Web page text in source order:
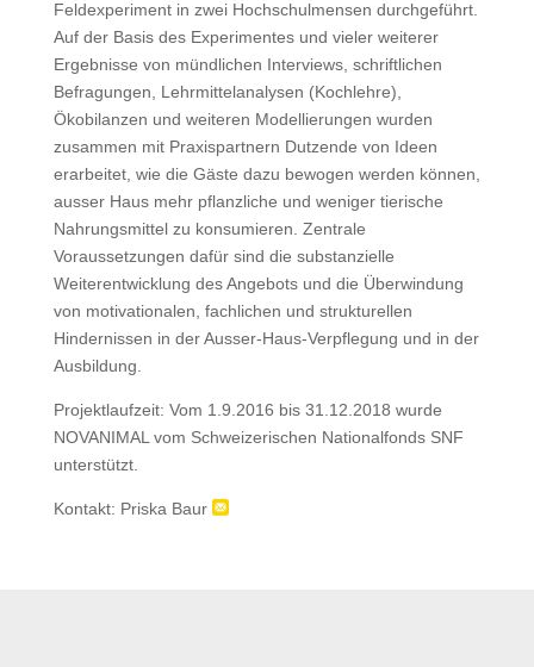
Feldexperiment in zwei Hochschulmensen durchgeführt.
Auf der Basis des Experimentes und vieler weiterer
Ergebnisse von mündlichen Interviews, schriftlichen
Befragungen, Lehrmittelanalysen (Kochlehre),
Ökobilanzen und weiteren Modellierungen wurden
zusammen mit Praxispartnern Dutzende von Ideen
erarbeitet, wie die Gäste dazu bewogen werden können,
ausser Haus mehr pflanzliche und weniger tierische
Nahrungsmittel zu konsumieren. Zentrale
Voraussetzungen dafür sind die substanzielle
Weiterentwicklung des Angebots und die Überwindung
von motivationalen, fachlichen und strukturellen
Hindernissen in der Ausser-Haus-Verpflegung und in der
Ausbildung.
Projektlaufzeit: Vom 1.9.2016 bis 31.12.2018 wurde
NOVANIMAL vom Schweizerischen Nationalfonds SNF
unterstützt.
Kontakt: Priska Baur